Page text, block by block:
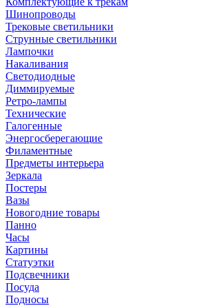
Шинопроводы
Трековые светильники
Струнные светильники
Лампочки
Накаливания
Светодиодные
Диммируемые
Ретро-лампы
Технические
Галогенные
Энергосберегающие
Филаментные
Предметы интерьера
Зеркала
Постеры
Вазы
Новогодние товары
Панно
Часы
Картины
Статуэтки
Подсвечники
Посуда
Подносы